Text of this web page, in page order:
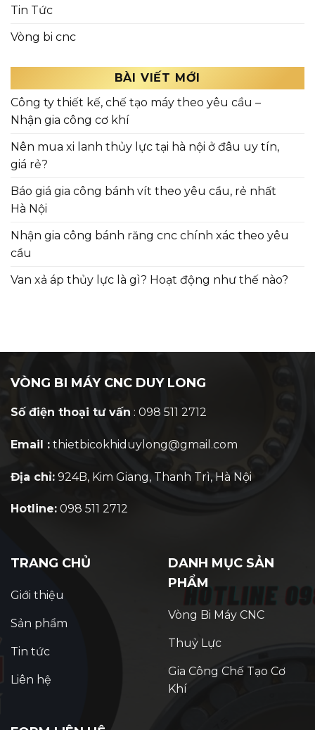
Tin Tức
Vòng bi cnc
BÀI VIẾT MỚI
Công ty thiết kế, chế tạo máy theo yêu cầu –
Nhận gia công cơ khí
Nên mua xi lanh thủy lực tại hà nội ở đâu uy tín,
giá rẻ?
Báo giá gia công bánh vít theo yêu cầu, rẻ nhất
Hà Nội
Nhận gia công bánh răng cnc chính xác theo yêu
cầu
Van xả áp thủy lực là gì? Hoạt động như thế nào?
VÒNG BI MÁY CNC DUY LONG
Số điện thoại tư vấn : 098 511 2712
Email : thietbicokhiduylong@gmail.com
Địa chỉ: 924B, Kim Giang, Thanh Trì, Hà Nội
Hotline: 098 511 2712
TRANG CHỦ
Giới thiệu
Sản phẩm
Tin tức
Liên hệ
DANH MỤC SẢN
PHẨM
Vòng Bi Máy CNC
Thuỷ Lực
Gia Công Chế Tạo Cơ
Khí